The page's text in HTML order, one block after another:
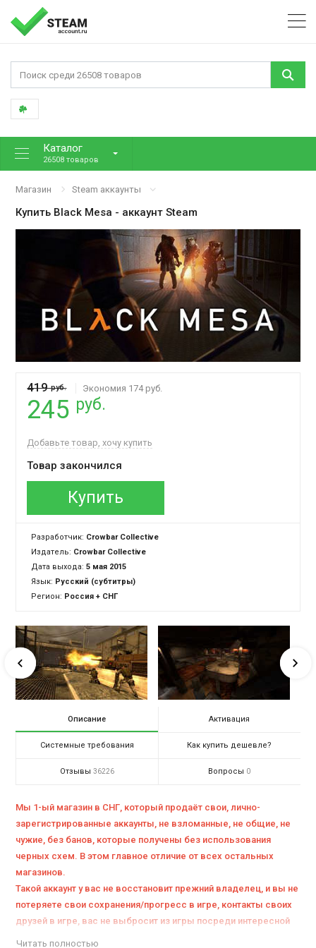
Каталог
26508 товаров
Магазин Steam аккаунты
Купить Black Mesa - аккаунт Steam
419руб. Экономия 174 руб.
245 руб.
Добавьте товар, хочу купить
Товар закончился
Купить
Разработчик: Crowbar Collective
Издатель: Crowbar Collective
Дата выхода: 5 мая 2015
Язык: Русский (субтитры)
Регион: Россия + СНГ
Описание Активация
Системные требования Как купить дешевле?
Отзывы 36226 Вопросы 0
Мы 1-ый магазин в СНГ, который продаёт свои, лично-
зарегистрированные аккаунты, не взломанные, не общие, не
чужие, без банов, которые получены без использования
черных схем. В этом главное отличие от всех остальных
магазинов.
Такой аккаунт у вас не восстановит прежний владелец, и вы не
потеряете свои сохранения/прогресс в игре, контакты своих
друзей в игре, вас не выбросит из игры посреди интересной
Читать полностью